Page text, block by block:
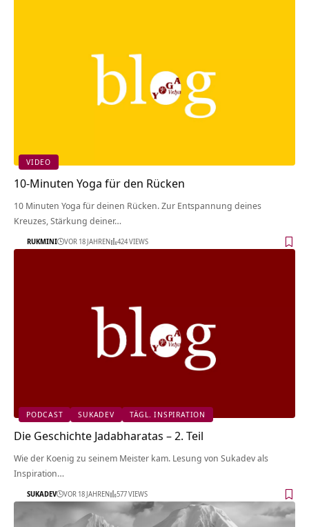
VIDEO
10-Minuten Yoga für den Rücken
10 Minuten Yoga für deinen Rücken. Zur Entspannung deines
Kreuzes, Stärkung deiner…
RUKMINI VOR 18 JAHREN 424 VIEWS
PODCAST SUKADEV TÄGL. INSPIRATION
Die Geschichte Jadabharatas – 2. Teil
Wie der Koenig zu seinem Meister kam. Lesung von Sukadev als
Inspiration…
SUKADEV VOR 18 JAHREN 577 VIEWS